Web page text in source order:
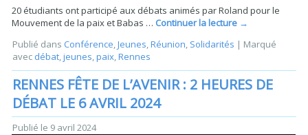
20 étudiants ont participé aux débats animés par Roland pour le
Mouvement de la paix et Babas … Continuer la lecture →
Publié dans Conférence,Jeunes,Réunion, Solidarités | Marqué
avec débat,jeunes,paix,Rennes
RENNES FÊTE DE L’AVENIR : 2 HEURES DE
DÉBAT LE 6 AVRIL 2024
Publié le 9 avril 2024